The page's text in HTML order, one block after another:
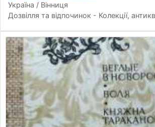
Україна / Вінниця
Дозвілля та відпочинок - Колекції,